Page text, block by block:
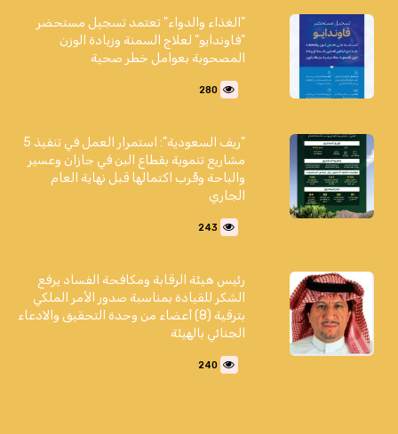
"الغذاء والدواء" تعتمد تسجيل مستحضر
"فاوندايو" لعلاج السمنة وزيادة الوزن
المصحوبة بعوامل خطر صحية
280
"ريف السعودية": استمرار العمل في تنفيذ 5
مشاريع تنموية بقطاع البن في جازان وعسير
والباحة وقُرب اكتمالها قبل نهاية العام
الجاري
243
رئيس هيئة الرقابة ومكافحة الفساد يرفع
الشكر للقيادة بمناسبة صدور الأمر الملكي
بترقية (8) أعضاء من وحدة التحقيق والادعاء
الجنائي بالهيئة
240